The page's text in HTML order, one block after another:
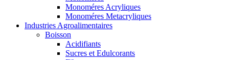
Monoméres Acryliques
Monoméres Metacryliques
Industries Agroalimentaires
Boisson
Acidifiants
Sucres et Edulcorants